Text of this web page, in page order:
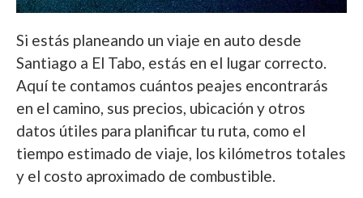
Si estás planeando un viaje en auto desde
Santiago a El Tabo, estás en el lugar correcto.
Aquí te contamos cuántos peajes encontrarás
en el camino, sus precios, ubicación y otros
datos útiles para planificar tu ruta, como el
tiempo estimado de viaje, los kilómetros totales
y el costo aproximado de combustible.